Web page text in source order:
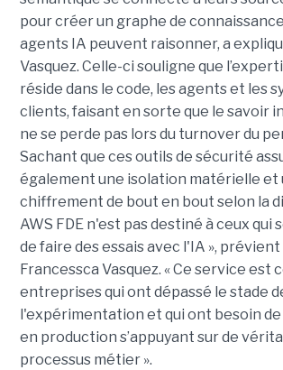
pour créer un graphe de
agents IA peuvent raisonner, a
Vasquez. Celle-ci souligne que
réside dans le code, les agents et les
clients, faisant en sorte que le savoir
ne se perde pas lors du turnover du
Sachant que ces outils de sécurité
également une isolation matérielle et
chiffrement de bout en bout selon la
AWS FDE n'est pas destiné à ceux
de faire des essais avec l'IA »,
Francessca Vasquez. « Ce service est
entreprises qui ont dépassé le stade
l'expérimentation et qui ont besoin
en production s’appuyant sur de
processus métier ».